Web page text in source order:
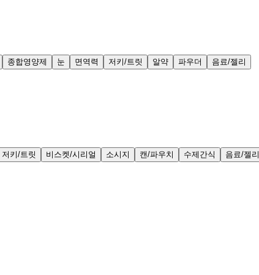
종합영양제 눈 면역력 저키/트릿 알약 파우더 음료/젤리
저키/트릿 비스켓/시리얼 소시지 캔/파우치 수제간식 음료/젤리